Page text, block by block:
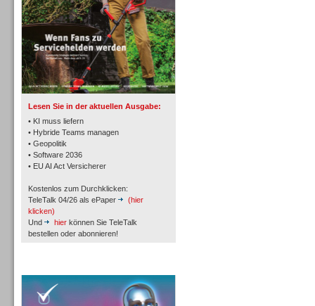
Lesen Sie in der aktuellen Ausgabe:
• KI muss liefern
• Hybride Teams managen
• Geopolitik
• Software 2036
• EU AI Act Versicherer
Kostenlos zum Durchklicken:
TeleTalk 04/26 als ePaper
(hier
klicken)
Und
hier können Sie TeleTalk
bestellen oder abonnieren!
TK- und ACD-Systeme
Workforce-Management